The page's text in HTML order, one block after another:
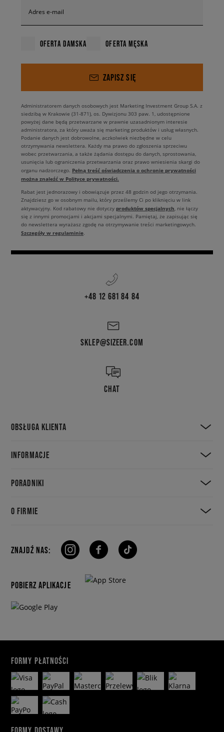
Adres e-mail
OFERTA DAMSKA OFERTA MĘSKA
ZAPISZ SIĘ
Administratorem danych osobowych jest Marketing Investment Group S.A. z
siedzibą w Krakowie (31-871), os. Dywizjonu 303 paw. 1, udostępnione
powyżej dane będą przetwarzane w prawnie uzasadnionym interesie
administratora, za który uważa się marketing produktów i usług własnych.
Podanie danych jest dobrowolne, aczkolwiek niezbędne w celu
otrzymywania newslettera. Każdy ma prawo do zgłoszenia sprzeciwu
wobec przetwarzania, a także żądania dostępu do danych, sprostowania,
usunięcia lub ograniczenia przetwarzania oraz prawo wniesienia skargi do
organu nadzorczego. Pełną treść oświadczenia o ochronie prywatności
można znaleźć w Polityce prywatności.
Rabat jest jednorazowy i obowiązuje przez 48 godzin od jego otrzymania.
Znajdziesz go w osobnym mailu, który prześlemy Ci po kliknięciu w link
aktywacyjny. Kod rabatowy nie dotyczy produktów specjalnych, nie łączy
się z innymi promocjami i akcjami specjalnymi. Pamiętaj, że zapisując się
do newslettera wyrażasz zgodę na otrzymywanie treści marketingowych.
Szczegóły w regulaminie.
+48 12 681 84 84
SKLEP@SIZEER.COM
CHAT
OBSŁUGA KLIENTA
INFORMACJE
PORADNIKI
O FIRMIE
ZNAJDŹ NAS:
POBIERZ APLIKACJE
FORMY PŁATNOŚCI